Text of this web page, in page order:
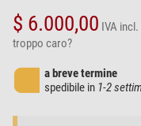
$ 6.000,00 IVA incl.
troppo caro?
a breve termine
spedibile in 1-2